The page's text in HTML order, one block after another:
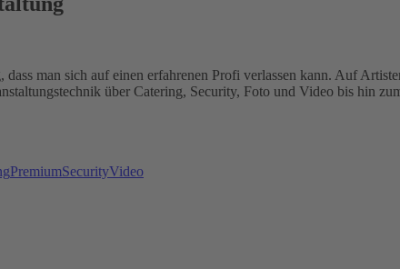
man sich auf einen erfahrenen Profi verlassen kann. Auf
über Catering, Security, Foto und Video bis hin
PremiumSecurityVideo